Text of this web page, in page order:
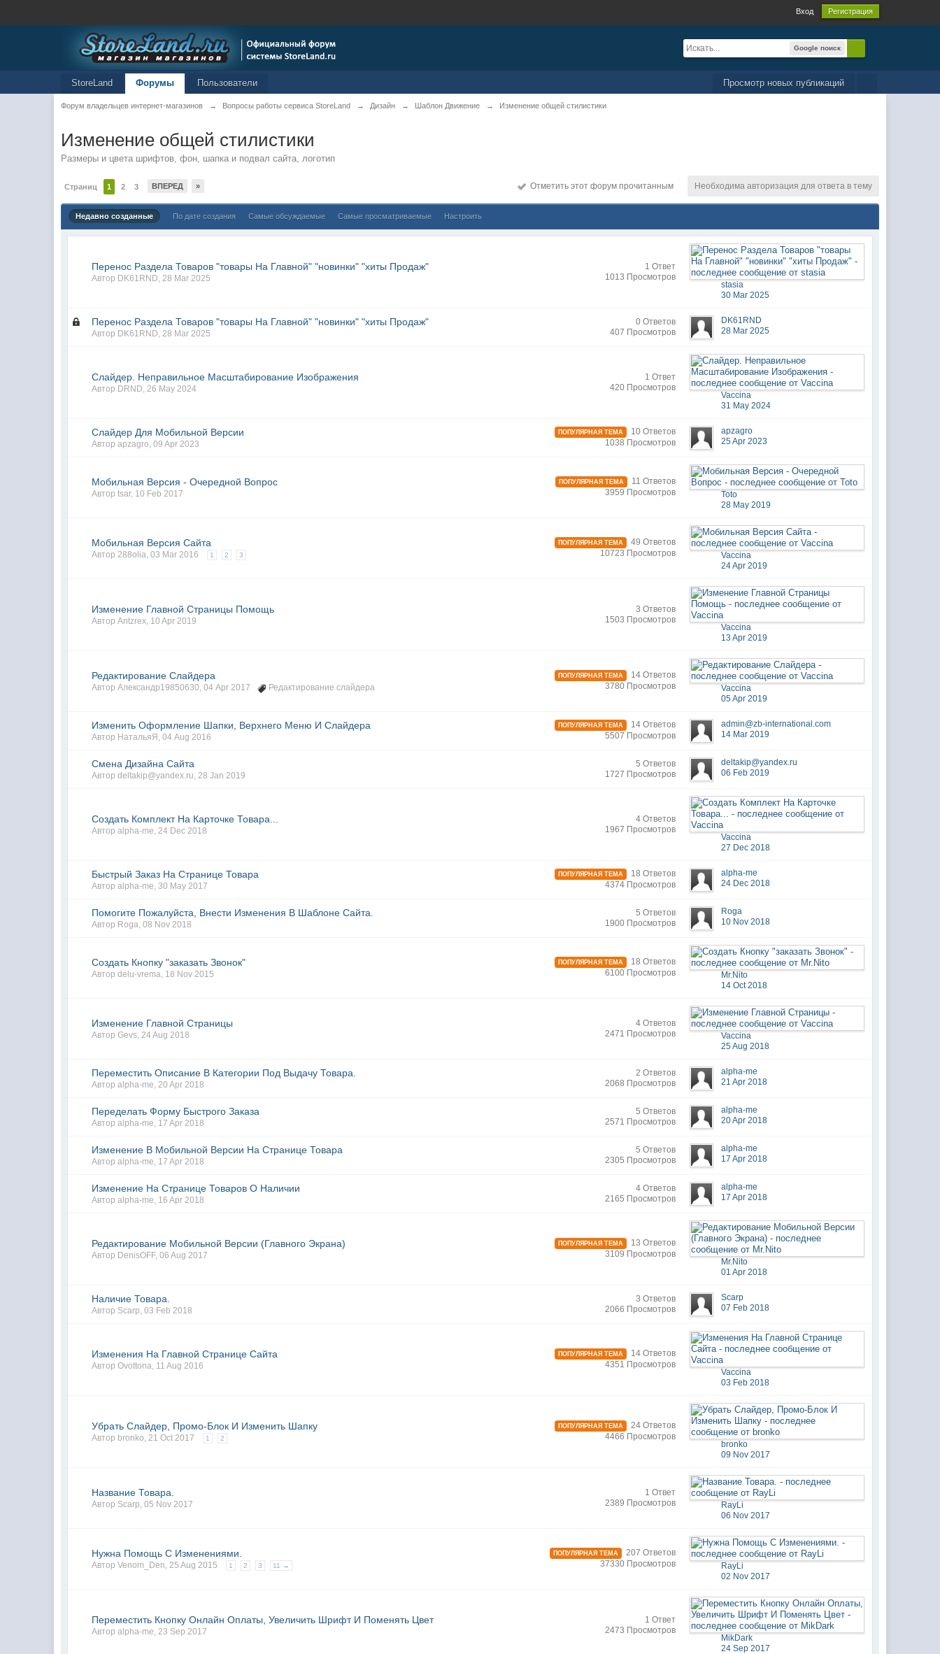
Вход Регистрация
Google поиск
Просмотр новых публикаций
StoreLand Форумы Пользователи
Форум владельцев интернет-магазинов → Вопросы работы сервиса StoreLand → Дизайн → Шаблон Движение → Изменение общей стилистики
Изменение общей стилистики
Размеры и цвета шрифтов, фон, шапка и подвал сайта, логотип
Страниц 1 2 3 ВПЕРЕД » Необходима авторизация для ответа в тему
Отметить этот форум прочитанным
Недавно созданные По дате создания Самые обсуждаемые Самые просматриваемые Настроить
Перенос Раздела Товаров "товары На Главной" "новинки" "хиты Продаж"
Автор DK61RND,28 Mar 2025
1 Ответ
1013 Просмотров
stasia
30 Mar 2025
Перенос Раздела Товаров "товары На Главной" "новинки" "хиты Продаж"
Автор DK61RND,28 Mar 2025
0 Ответов
407 Просмотров
DK61RND
28 Mar 2025
Слайдер. Неправильное Масштабирование Изображения
Автор DRND,26 May 2024
1 Ответ
420 Просмотров
Vaccina
31 May 2024
Слайдер Для Мобильной Версии
Авторapzagro,09 Apr 2023
ПОПУЛЯРНАЯ ТЕМА
10 Ответов
1038 Просмотров
apzagro
25 Apr 2023
Мобильная Версия - Очередной Вопрос
Авторtsar, 10 Feb 2017
ПОПУЛЯРНАЯ ТЕМА
11 Ответов
3959 Просмотров
Toto
28 May 2019
Мобильная Версия Сайта
Автор288olia,03 Mar 2016 1 2 3
ПОПУЛЯРНАЯ ТЕМА
49 Ответов
10723 Просмотров
Vaccina
24 Apr 2019
Изменение Главной Страницы Помощь
АвторAntzrex, 10 Apr 2019
3 Ответов
1503 Просмотров
Vaccina
13 Apr 2019
Редактирование Слайдера
АвторАлександр19850630,04 Apr 2017 Редактирование слайдера
ПОПУЛЯРНАЯ ТЕМА
14 Ответов
3780 Просмотров
Vaccina
05 Apr 2019
Изменить Оформление Шапки, Верхнего Меню И Слайдера
Автор НатальяЯ ,04 Aug 2016
ПОПУЛЯРНАЯ ТЕМА
14 Ответов
5507 Просмотров
admin@zb-international.com
14 Mar 2019
Смена Дизайна Сайта
Авторdeltakip@yandex.ru,28 Jan 2019
5 Ответов
1727 Просмотров
deltakip@yandex.ru
06 Feb 2019
Создать Комплект На Карточке Товара...
Авторalpha-me,24 Dec 2018
4 Ответов
1967 Просмотров
Vaccina
27 Dec 2018
Быстрый Заказ На Странице Товара
Авторalpha-me,30 May 2017
ПОПУЛЯРНАЯ ТЕМА
18 Ответов
4374 Просмотров
alpha-me
24 Dec 2018
Помогите Пожалуйста, Внести Изменения В Шаблоне Сайта.
Автор Roga,08 Nov 2018
5 Ответов
1900 Просмотров
Roga
10 Nov 2018
Создать Кнопку "заказать Звонок"
Авторdelu-vrema, 18 Nov 2015
ПОПУЛЯРНАЯ ТЕМА
18 Ответов
6100 Просмотров
Mr.Nito
14 Oct 2018
Изменение Главной Страницы
АвторGevs,24 Aug 2018
4 Ответов
2471 Просмотров
Vaccina
25 Aug 2018
Переместить Описание В Категории Под Выдачу Товара.
Авторalpha-me,20 Apr 2018
2 Ответов
2068 Просмотров
alpha-me
21 Apr 2018
Переделать Форму Быстрого Заказа
Авторalpha-me, 17 Apr 2018
5 Ответов
2571 Просмотров
alpha-me
20 Apr 2018
Изменение В Мобильной Версии На Странице Товара
Авторalpha-me, 17 Apr 2018
5 Ответов
2305 Просмотров
alpha-me
17 Apr 2018
Изменение На Странице Товаров О Наличии
Авторalpha-me, 16 Apr 2018
4 Ответов
2165 Просмотров
alpha-me
17 Apr 2018
Редактирование Мобильной Версии (Главного Экрана)
Автор DenisOFF,06 Aug 2017
ПОПУЛЯРНАЯ ТЕМА
13 Ответов
3109 Просмотров
Mr.Nito
01 Apr 2018
Наличие Товара.
Автор Scarp,03 Feb 2018
3 Ответов
2066 Просмотров
Scarp
07 Feb 2018
Изменения На Главной Странице Сайта
АвторOvottona, 11 Aug 2016
ПОПУЛЯРНАЯ ТЕМА
14 Ответов
4351 Просмотров
Vaccina
03 Feb 2018
Убрать Слайдер, Промо-Блок И Изменить Шапку
Автор bronko,21 Oct 2017 1 2
ПОПУЛЯРНАЯ ТЕМА
24 Ответов
4466 Просмотров
bronko
09 Nov 2017
Название Товара.
Автор Scarp,05 Nov 2017
1 Ответ
2389 Просмотров
RayLi
06 Nov 2017
Нужна Помощь С Изменениями.
АвторVenom_Den,25 Aug 2015 1 2 3 11 →
ПОПУЛЯРНАЯ ТЕМА
207 Ответов
37330 Просмотров
RayLi
02 Nov 2017
Переместить Кнопку Онлайн Оплаты, Увеличить Шрифт И Поменять Цвет
Авторalpha-me,23 Sep 2017
1 Ответ
2473 Просмотров
MikDark
24 Sep 2017